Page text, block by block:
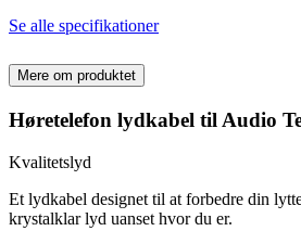
Se alle specifikationer
Mere om produktet
Høretelefon lydkabel til Audio
Kvalitetslyd
Et lydkabel designet til at forbedre din
krystalklar lyd uanset hvor du er.